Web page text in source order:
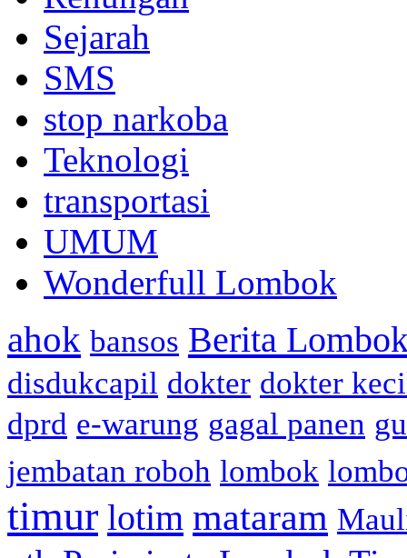
Sejarah
SMS
stop narkoba
Teknologi
transportasi
UMUM
Wonderfull Lombok
ahok bansos Berita
disdukcapil dokter dokter
dprd e-warung gagal panen
jembatan roboh lombok
timur lotim mataram